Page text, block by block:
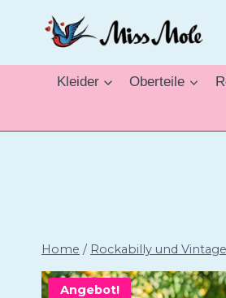
Kleider Oberteile
Home / Rockabilly und
Angebot!